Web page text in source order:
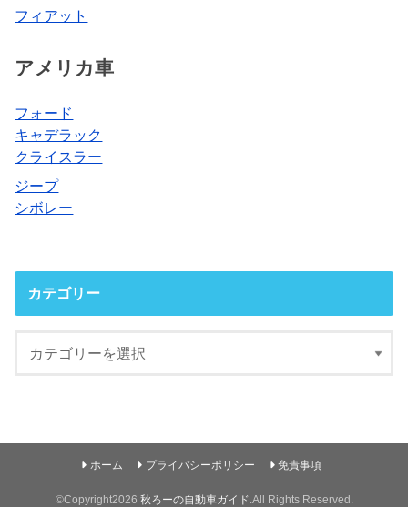
フィアット
アメリカ車
フォード
キャデラック
クライスラー
ジープ
シボレー
カテゴリー
ホーム プライバシーポリシー 免責事項
©Copyright2026 秋ろーの自動車ガイド .All Rights Reserved.